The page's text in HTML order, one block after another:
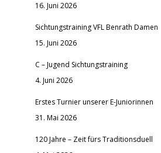
16. Juni 2026
Sichtungstraining VFL Benrath Damen
15. Juni 2026
C – Jugend Sichtungstraining
4. Juni 2026
Erstes Turnier unserer E-Juniorinnen
31. Mai 2026
120 Jahre – Zeit fürs Traditionsduell